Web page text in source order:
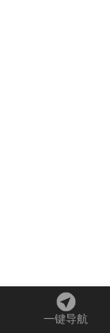
一键导航